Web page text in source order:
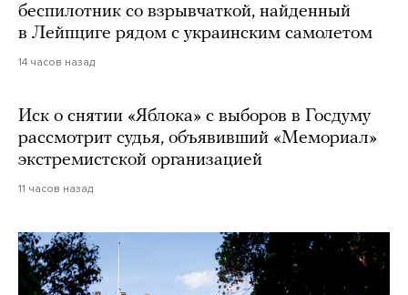
беспилотник со взрывчаткой, найденный
в Лейпциге рядом с украинским самолетом
14 часов назад
Иск о снятии «Яблока» с выборов в Госдуму
рассмотрит судья, объявивший «Мемориал»
экстремистской организацией
11 часов назад